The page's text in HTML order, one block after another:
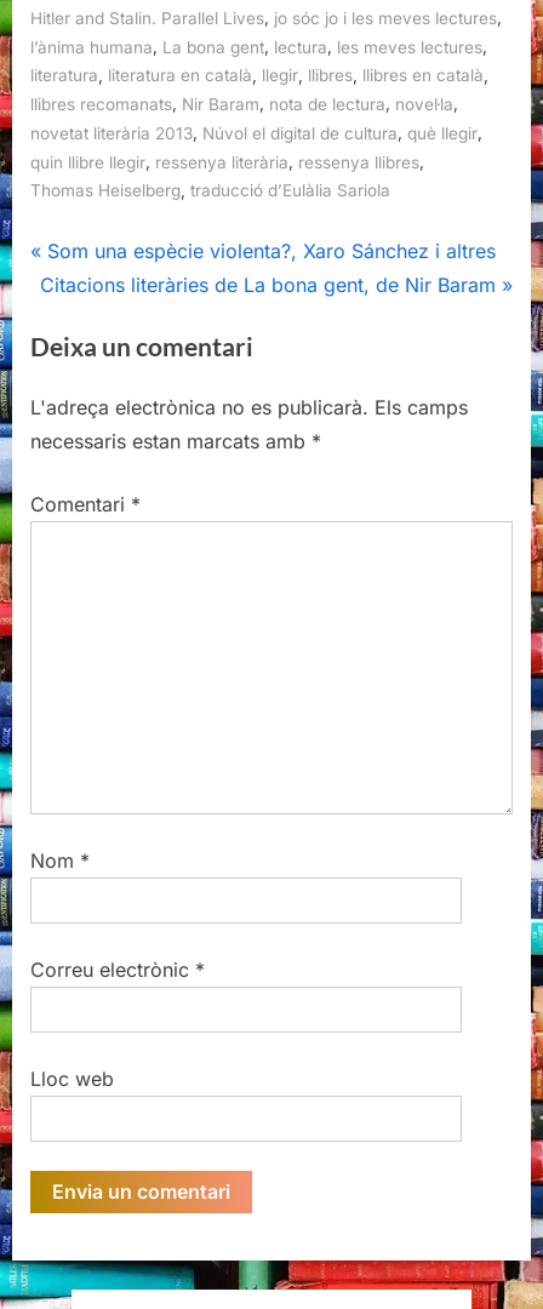
Hitler and Stalin. Parallel Lives jo sóc jo i les meves lectures
l’ànima humana
La bona gent lectura les meves lectures
literatura
literatura en català llegir llibres llibres en català
llibres recomanats, Nir Baram, nota de lectura, novel·la,
novetat literària 2013 Núvol el digital de cultura què llegir
quin llibre llegir ressenya literària ressenya llibres
Thomas Heiselberg traducció d’Eulàlia Sariola
Navegació
P
r
v
o
u
P
Som una espècie violenta?, Xaro Sánchez i altres
N
x
P
o
t
Citacions literàries de La bona gent, de Nir Baram
Deixa un comentari
L'adreça electrònica no es publicarà. Els camps
necessaris estan marcats amb *
Comentari *
Nom *
Correu electrònic *
Lloc web